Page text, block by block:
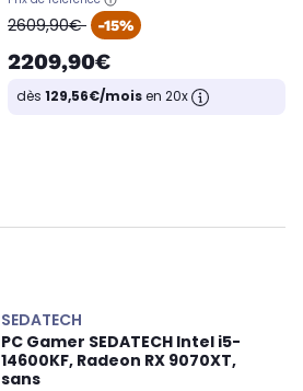
oldPrice
2609,90€ -15%
2209,90€
dès 129,56€/moisen 20x
SEDATECH
PC Gamer SEDATECH Intel i5-
14600KF, Radeon RX 9070XT,
sans